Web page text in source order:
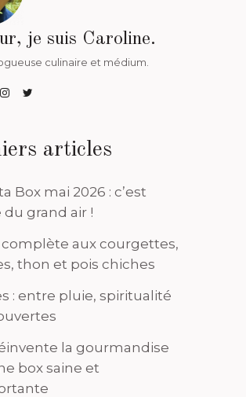
je suis Caroline.
culinaire et médium.
articles
Box mai 2026 : c’est
du grand air !
complète aux courgettes,
thon et pois chiches
: entre pluie, spiritualité
la gourmandise
box saine et